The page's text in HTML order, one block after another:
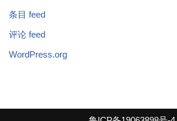
条目 feed
评论 feed
WordPress.org